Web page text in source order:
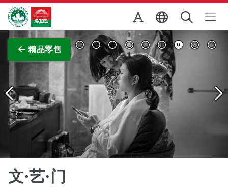
跳至主内容
澳门特别行政区政府旅游局
精品零售
查看原图
文·艺·门